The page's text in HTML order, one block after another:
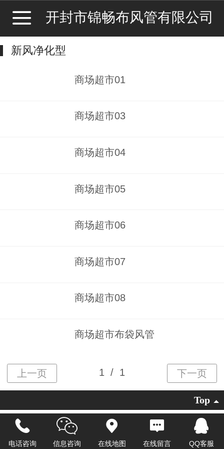
开封市锦畅布风管有限公司
新风净化型
商场超市01
商场超市03
商场超市04
商场超市05
商场超市06
商场超市07
商场超市08
商场超市布袋风管
Top
地址：河南省开封市龙亭区万兴苑路536号
电话：0371-2232305313781123503
电话咨询 信息咨询 在线地图 在线留言 QQ客服